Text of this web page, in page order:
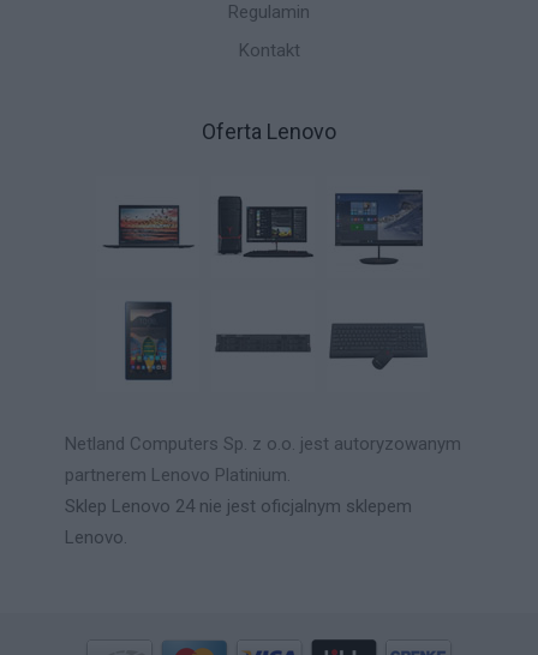
Regulamin
Kontakt
Oferta Lenovo
Netland Computers Sp. z o.o. jest autoryzowanym
partnerem Lenovo Platinium.
Sklep Lenovo 24 nie jest oficjalnym sklepem
Lenovo.